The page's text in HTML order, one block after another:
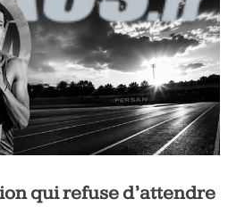
qui refuse d’attendre